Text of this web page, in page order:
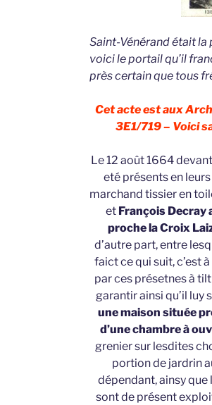
Saint-Vénérand était la
voici le portail qu’il
près certain que tous
Cet acte est aux
3E1/719 – Voici
Le 12 août 1664
eté présents en
marchand tissier en
et François Decray
proche la Croix
d’autre part, entre
faict ce qui suit, c’est
par ces présetnes à
garantir ainsi qu’il luy
une maison située
d’une chambre à
grenier sur lesdites
portion de jardrin
dépendant, ainsy
sont de présent